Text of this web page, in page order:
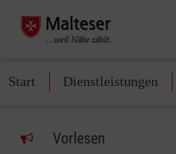
Start Dienstleistungen
Vorlesen